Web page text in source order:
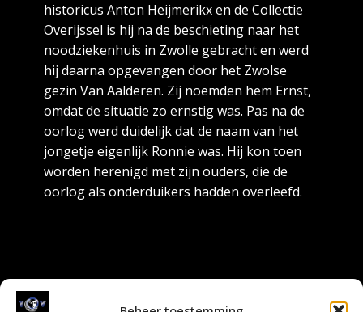
historicus Anton Heijmerikx en de Collectie
Overijssel is hij na de beschieting naar het
noodziekenhuis in Zwolle gebracht en werd
hij daarna opgevangen door het Zwolse
gezin Van Aalderen. Zij noemden hem Ernst,
omdat de situatie zo ernstig was. Pas na de
oorlog werd duidelijk dat de naam van het
jongetje eigenlijk Ronnie was. Hij kon toen
worden herenigd met zijn ouders, die de
oorlog als onderduikers hadden overleefd.